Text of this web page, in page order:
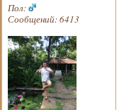
Пол:
Сообщений: 6413